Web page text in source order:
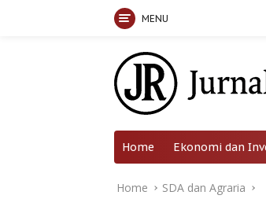
MENU
Home Ekonomi dan
Home SDA dan Agraria